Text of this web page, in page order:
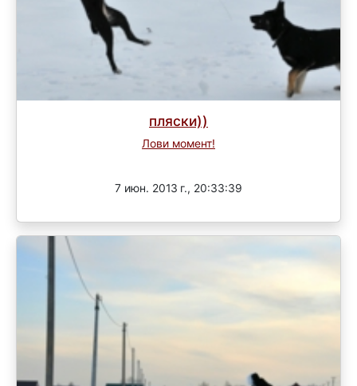
пляски))
Лови момент!
7 июн. 2013 г., 20:33:39